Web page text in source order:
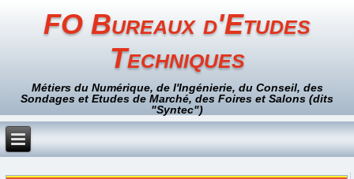
FO Bureaux d'Etudes
Techniques
Métiers du Numérique, de l'Ingénierie, du Conseil, des
Sondages et Etudes de Marché, des Foires et Salons (dits
"Syntec")